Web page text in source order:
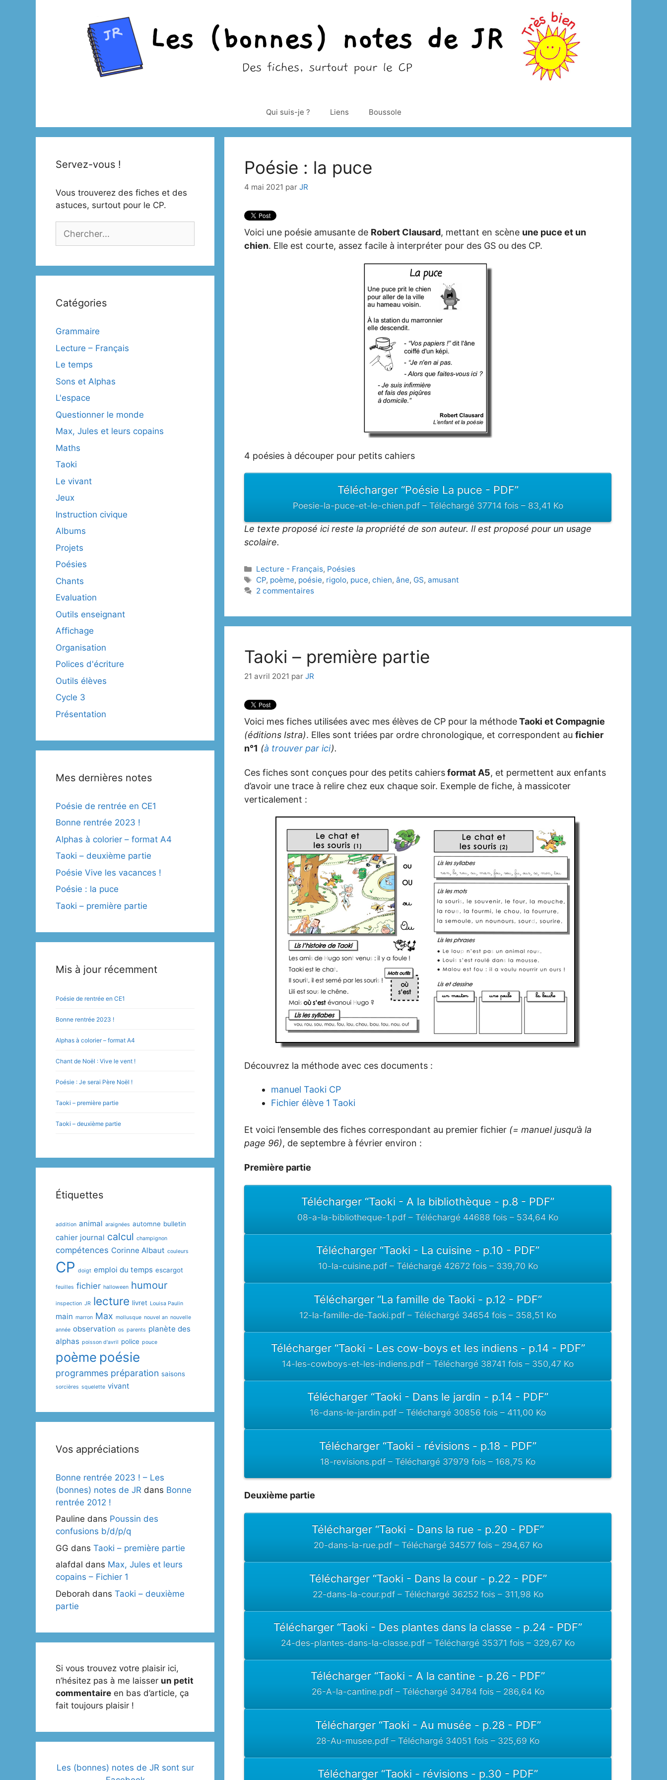
Qui suis-je ? Liens Boussole
Poésie : la puce
4 mai 2021 par JR
Voici une poésie amusante de Robert Clausard, mettant en scène une puce et un
chien. Elle est courte, assez facile à interpréter pour des GS ou des CP.
4 poésies à découper pour petits cahiers
Télécharger “Poésie La puce - PDF”
Poesie-la-puce-et-le-chien.pdf – Téléchargé 37714 fois – 83,41 Ko
Le texte proposé ici reste la propriété de son auteur. Il est proposé pour un usage
scolaire.
Catégories
Lecture - Français, Poésies
Étiquettes
CP, poème, poésie, rigolo, puce,chien,âne, GS,amusant
2 commentaires
Taoki – première partie
21 avril 2021 par JR
Voici mes fiches utilisées avec mes élèves de CP pour la méthodeTaoki et Compagnie
(éditions Istra). Elles sont triées par ordre chronologique, et correspondent au fichier
n°1 (à trouver par ici).
Ces fiches sont conçues pour des petits cahiersformat A5, et permettent aux enfants
d’avoir une trace à relire chez eux chaque soir. Exemple de fiche, à massicoter
verticalement :
Découvrez la méthode avec ces documents :
manuel Taoki CP
Fichier élève 1 Taoki
Et voici l’ensemble des fiches correspondant au premier fichier (= manuel jusqu’à la
page 96), de septembre à février environ :
Première partie
Télécharger “Taoki - A la bibliothèque - p.8 - PDF”
08-a-la-bibliotheque-1.pdf – Téléchargé 44688 fois – 534,64 Ko
Télécharger “Taoki - La cuisine - p.10 - PDF”
10-la-cuisine.pdf – Téléchargé 42672 fois – 339,70 Ko
Télécharger “La famille de Taoki - p.12 - PDF”
12-la-famille-de-Taoki.pdf – Téléchargé 34654 fois – 358,51 Ko
Télécharger “Taoki - Les cow-boys et les indiens - p.14 - PDF”
14-les-cowboys-et-les-indiens.pdf – Téléchargé 38741 fois – 350,47 Ko
Télécharger “Taoki - Dans le jardin - p.14 - PDF”
16-dans-le-jardin.pdf – Téléchargé 30856 fois – 411,00 Ko
Télécharger “Taoki - révisions - p.18 - PDF”
18-revisions.pdf – Téléchargé 37979 fois – 168,75 Ko
Deuxième partie
Télécharger “Taoki - Dans la rue - p.20 - PDF”
20-dans-la-rue.pdf – Téléchargé 34577 fois – 294,67 Ko
Télécharger “Taoki - Dans la cour - p.22 - PDF”
22-dans-la-cour.pdf – Téléchargé 36252 fois – 311,98 Ko
Télécharger “Taoki - Des plantes dans la classe - p.24 - PDF”
24-des-plantes-dans-la-classe.pdf – Téléchargé 35371 fois – 329,67 Ko
Télécharger “Taoki - A la cantine - p.26 - PDF”
26-A-la-cantine.pdf – Téléchargé 34784 fois – 286,64 Ko
Télécharger “Taoki - Au musée - p.28 - PDF”
28-Au-musee.pdf – Téléchargé 34051 fois – 325,69 Ko
Télécharger “Taoki - révisions - p.30 - PDF”
Servez-vous !
Vous trouverez des fiches et des
astuces, surtout pour le CP.
Catégories
Grammaire
Lecture – Français
Le temps
Sons et Alphas
L'espace
Questionner le monde
Max, Jules et leurs copains
Maths
Taoki
Le vivant
Jeux
Instruction civique
Albums
Projets
Poésies
Chants
Evaluation
Outils enseignant
Affichage
Organisation
Polices d'écriture
Outils élèves
Cycle 3
Présentation
Mes dernières notes
Poésie de rentrée en CE1
Bonne rentrée 2023 !
Alphas à colorier – format A4
Taoki – deuxième partie
Poésie Vive les vacances !
Poésie : la puce
Taoki – première partie
Mis à jour récemment
Poésie de rentrée en CE1
Bonne rentrée 2023 !
Alphas à colorier – format A4
Chant de Noël : Vive le vent !
Poésie : Je serai Père Noël !
Taoki – première partie
Taoki – deuxième partie
Étiquettes
addition animal araignées automne bulletin
cahier journal calcul champignon
compétences Corinne Albaut couleurs
CP doigt emploi du temps escargot
feuilles fichier halloween humour
inspection JR lecture livret Louisa Paulin
main marron Max mollusque nouvel an nouvelle
année observation os parents planète des
alphas poisson d'avril police pouce
poème poésie
programmes préparation saisons
sorcières squelette vivant
Vos appréciations
Bonne rentrée 2023 ! – Les
(bonnes) notes de JR dans Bonne
rentrée 2012 !
Pauline dans Poussin des
confusions b/d/p/q
GG dans Taoki – première partie
alafdal dans Max, Jules et leurs
copains – Fichier 1
Deborah dans Taoki – deuxième
partie
Si vous trouvez votre plaisir ici,
n’hésitez pas à me laisser un petit
commentaire en bas d’article, ça
fait toujours plaisir !
Les (bonnes) notes de JR sont sur